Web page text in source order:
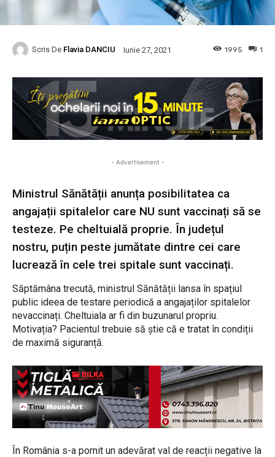
Scris De Flavia DANCIU Iunie 27, 2021 1
1995
- Advertisement -
Ministrul Sănătății anunța posibilitatea ca
angajații spitalelor care NU sunt vaccinați să se
testeze. Pe cheltuială proprie. În județul
nostru, puțin peste jumătate dintre cei care
lucrează în cele trei spitale sunt vaccinați.
Săptămâna trecută, ministrul Sănătății lansa în spațiul
public ideea de testare periodică a angajaților spitalelor
nevaccinați. Cheltuiala ar fi din buzunarul propriu.
Motivația? Pacientul trebuie să știe că e tratat în condiții
de maximă siguranță.
În România s-a pornit un adevărat val de reacții negative la